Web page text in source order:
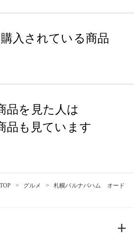
入されている商品
品を見た人は
品も見ています
グルメ
札幌バルナバハム オード